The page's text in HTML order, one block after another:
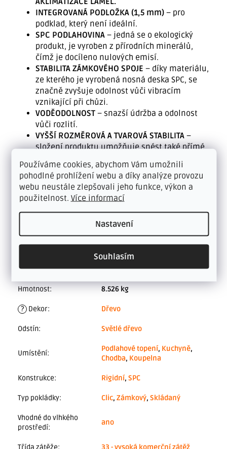
Používáme cookies, abychom Vám umožnili
pohodlné prohlížení webu a díky analýze provozu
webu neustále zlepšovali jeho funkce, výkon a
použitelnost. Více informací
Nastavení
Souhlasím
INTEGROVANÁ PODLOŽKA (1,5 mm) – pro
podklad, který není ideální.
SPC PODLAHOVINA – jedná se o ekologický
produkt, je vyroben z přírodních minerálů,
čímž je docíleno nulových emisí.
STABILITA ZÁMKOVÉHO SPOJE – díky materiálu,
ze kterého je vyrobená nosná deska SPC, se
značně zvyšuje odolnost vůči vibracím
vznikající při chůzi.
VODĚODOLNOST – snazší údržba a odolnost
vůči rozlití.
VYŠŠÍ ROZMĚROVÁ A TVAROVÁ STABILITA –
složení produktu umožňuje snést také přímé
vyšším povrchovým teplotám.
Doplňkové parametry
ŠIROKÁ NABÍDKA VINYLOVÝCH
PODLAH S CLICK SYSTÉMEM
Hmotnost: 8.526 kg
? Dekor: Dřevo
Odstín: Světlé dřevo
Umístění:
Podlahové topení, Kuchyně,
Chodba, Koupelna
Konstrukce: Rigidní, SPC
Typ pokládky: Clic, Zámkový, Skládaný
Vhodné do vlhkého
prostředí:
ano
Třída zátěže: 33 - vysoká komerční zátěž